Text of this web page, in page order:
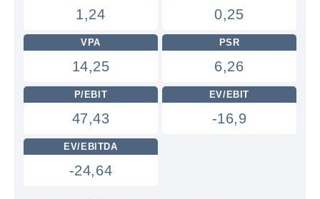
1,24 0,25
VPA
14,25
PSR
6,26
P/EBIT
47,43
EV/EBIT
-16,9
EV/EBITDA
-24,64